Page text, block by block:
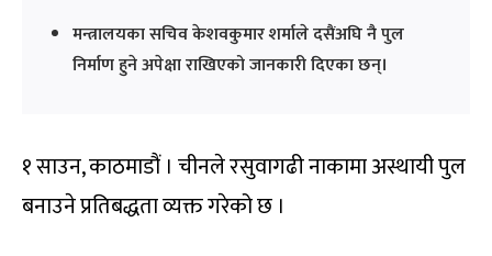
मन्त्रालयका सचिव केशवकुमार शर्माले दसैंअघि नै पुल
निर्माण हुने अपेक्षा राखिएको जानकारी दिएका छन्।
१ साउन, काठमाडौं । चीनले रसुवागढी नाकामा अस्थायी पुल
बनाउने प्रतिबद्धता व्यक्त गरेको छ ।